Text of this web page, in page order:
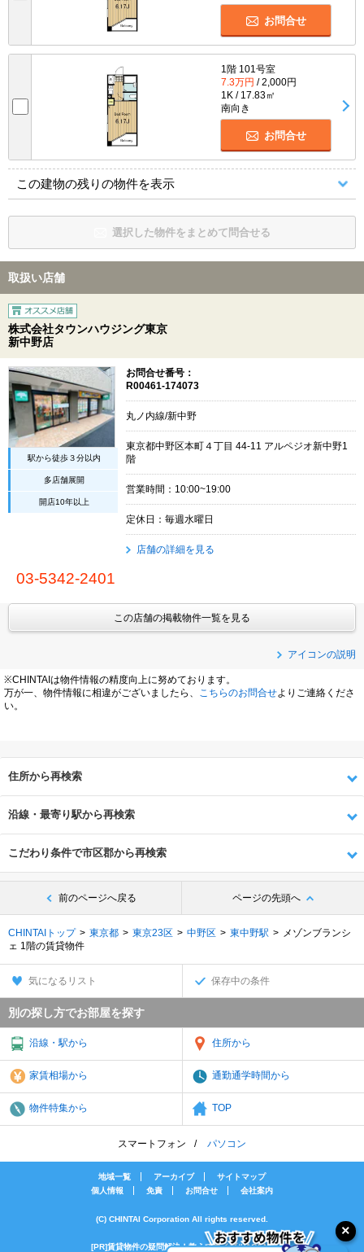
お問合せ
1階 101号室
7.3万円 / 2,000円
1K / 17.83㎡
南向き
お問合せ
この建物の残りの物件を表示
選択した物件をまとめて問合せる
取扱い店舗
株式会社タウンハウジング東京
新中野店
駅から徒歩３分以内
多店舗展開
開店10年以上
お問合せ番号：
R00461-174073
丸ノ内線/新中野
東京都中野区本町４丁目 44-11 アルペジオ新中野1
階
営業時間：10:00~19:00
定休日：毎週水曜日
店舗の詳細を見る
03-5342-2401
この店舗の掲載物件一覧を見る
アイコンの説明
※CHINTAIは物件情報の精度向上に努めております。
万が一、物件情報に相違がございましたら、
こちらのお問合せよりご連絡くださ
い。
住所から再検索
沿線・最寄り駅から再検索
こだわり条件で市区郡から再検索
前のページへ戻る ページの先頭へ
CHINTAIトップ 東京都 東京23区 中野区 東中野駅
メゾンブランシ
ェ 1階の賃貸物件
気になるリスト 保存中の条件
別の探し方でお部屋を探す
沿線・駅から 住所から
家賃相場から 通勤通学時間から
物件特集から TOP
スマートフォン パソコン
地域一覧 アーカイブ
サイトマップ
個人情報
免責 お問合せ 会社案内
(C) CHINTAI Corporation All rights reserved.
[PR]賃貸物件の疑問解決！教えてエイブルAGENT